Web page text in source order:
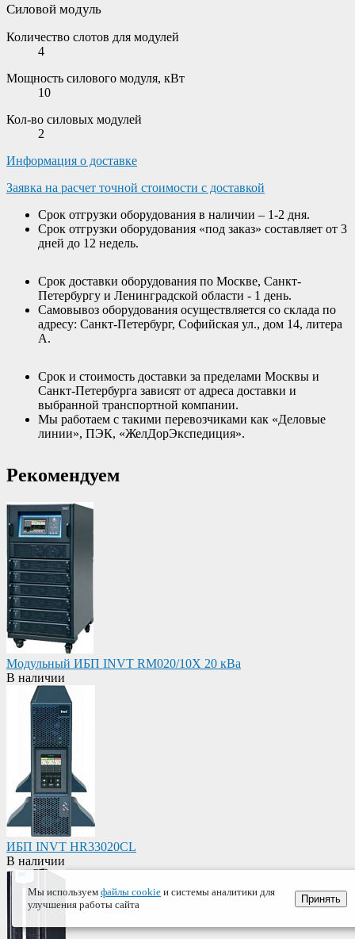
Силовой модуль
Количество слотов для модулей
4
Мощность силового модуля, кВт
10
Кол-во силовых модулей
2
Информация о доставке
Заявка на расчет точной стоимости с доставкой
Срок отгрузки оборудования в наличии – 1-2 дня.
Срок отгрузки оборудования «под заказ» составляет от 3
дней до 12 недель.
Срок доставки оборудования по Москве, Санкт-
Петербургу и Ленинградской области - 1 день.
Самовывоз оборудования осуществляется со склада по
адресу: Санкт-Петербург, Софийская ул., дом 14, литера
А.
Срок и стоимость доставки за пределами Москвы и
Санкт-Петербурга зависят от адреса доставки и
выбранной транспортной компании.
Мы работаем с такими перевозчиками как «Деловые
линии», ПЭК, «ЖелДорЭкспедиция».
Рекомендуем
Модульный ИБП INVT RM020/10X 20 кВа
В наличии
ИБП INVT HR33020CL
В наличии
Мы используем файлы cookie и системы аналитики для
улучшения работы сайта
Принять